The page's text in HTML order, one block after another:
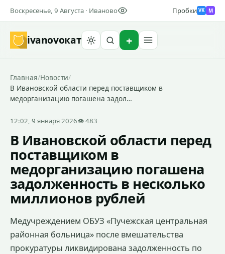
Воскресенье, 9 Августа · Иваново Пробки VK M
ivanovoкат
Главная/Новости/
В Ивановской области перед поставщиком в
медорганизацию погашена задол…
12:02, 9 января 2026👁 483
В Ивановской области перед
поставщиком в
медорганизацию погашена
задолженность в несколько
миллионов рублей
Медучреждением ОБУЗ «Пучежская центральная
районная больница» после вмешательства
прокуратуры ликвидирована задолженность по